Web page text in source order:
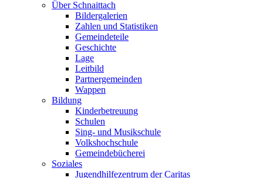
Über Schnaittach
Bildergalerien
Zahlen und Statistiken
Gemeindeteile
Geschichte
Lage
Leitbild
Partnergemeinden
Wappen
Bildung
Kinderbetreuung
Schulen
Sing- und Musikschule
Volkshochschule
Gemeindebücherei
Soziales
Jugendhilfezentrum der Caritas